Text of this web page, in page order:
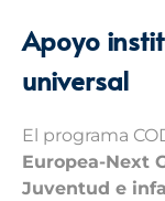
Apoyo
universal
El programa
Europea-Next
Juventud e